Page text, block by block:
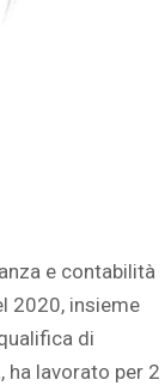
e contabilità
2020, insieme
di
ha lavorato per 2